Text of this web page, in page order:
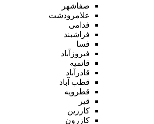
صفاشهر
علامرودشت
فدامی
فراشبند
فسا
فیروزآباد
قائمیه
قادرآباد
قطب آباد
قطرویه
قیر
کارزین
کازرون